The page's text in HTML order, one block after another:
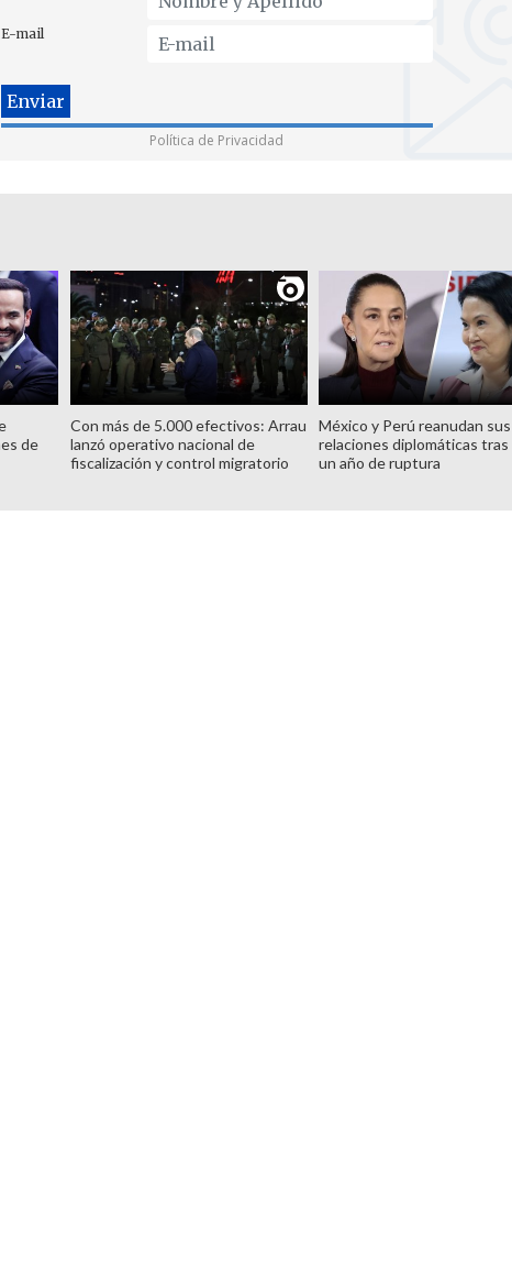
E-mail
Política de Privacidad
de
Con más de 5.000 efectivos: Arrau
lanzó operativo nacional de
fiscalización y control migratorio
México y Perú reanudan sus
relaciones diplomáticas tras
un año de ruptura